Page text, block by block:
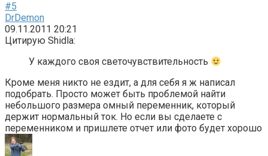
#5
DrDemon
09.11.2011 20:21
Цитирую Shidla:
У каждого своя светочувствительность
Кроме меня никто не ездит, а для себя я ж написал
подобрать. Просто может быть проблемой найти
небольшого размера омный переменник, который
держит нормальный ток. Но если вы сделаете с
переменником и пришлете отчет или фото будет хорошо